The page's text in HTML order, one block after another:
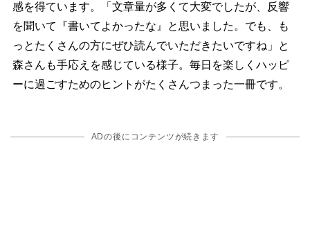
感を得ています。「文章量が多くて大変でしたが、反響
を聞いて『書いてよかったな』と思いました。でも、も
っとたくさんの方にぜひ読んでいただきたいですね」と
森さんも手応えを感じている様子。毎日を楽しくハッピ
ーに過ごすためのヒントがたくさんつまった一冊です。
ADの後にコンテンツが続きます